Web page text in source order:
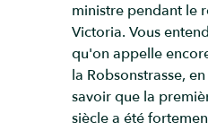
ministre pendant le
Victoria. Vous
qu'on appelle
la Robsonstrasse,
savoir que la
siècle a été